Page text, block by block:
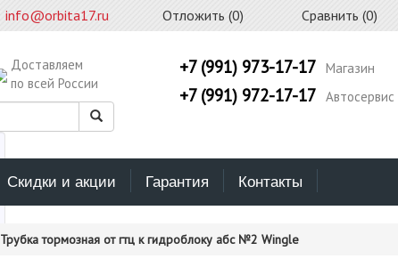
info@orbita17.ru Отложить (0) Сравнить (0)
Доставляем
по всей России
+7 (991) 973-17-17 Магазин
+7 (991) 972-17-17 Автосервис
Скидки и акции Гарантия Контакты
Трубка тормозная от гтц к гидроблоку абс №2 Wingle